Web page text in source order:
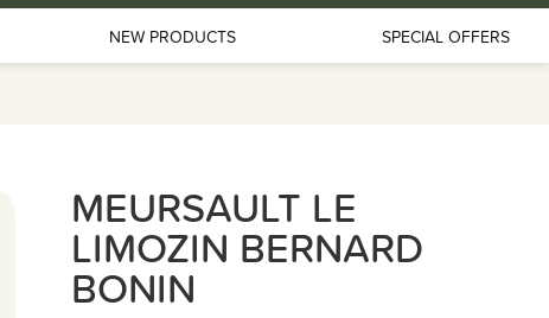
NEW PRODUCTS SPECIAL OFFERS
MEURSAULT LE
LIMOZIN BERNARD
BONIN